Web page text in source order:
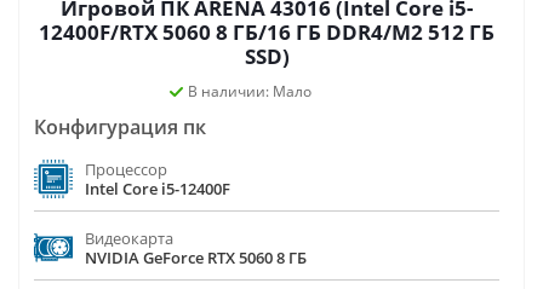
Игровой ПК ARENA 43016 (Intel Core i5-
12400F/RTX 5060 8 ГБ/16 ГБ DDR4/M2 512 ГБ
SSD)
В наличии: Мало
Конфигурация пк
Процессор
Intel Core i5-12400F
Видеокарта
NVIDIA GeForce RTX 5060 8 ГБ